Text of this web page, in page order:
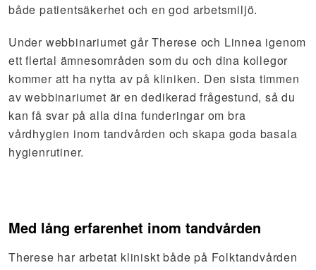
både patientsäkerhet och en god arbetsmiljö.
Under webbinariumet går Therese och Linnea igenom
ett flertal ämnesområden som du och dina kollegor
kommer att ha nytta av på kliniken. Den sista timmen
av webbinariumet är en dedikerad frågestund, så du
kan få svar på alla dina funderingar om bra
vårdhygien inom tandvården och skapa goda basala
hygienrutiner.
Med lång erfarenhet inom tandvården
Therese har arbetat kliniskt både på Folktandvården